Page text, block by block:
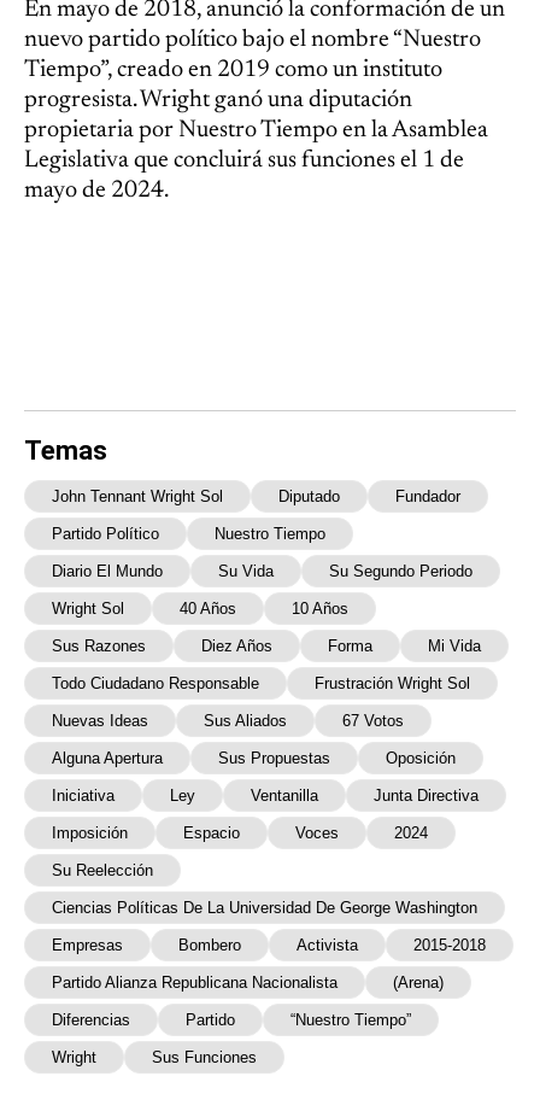
En mayo de 2018, anunció la conformación de un
nuevo partido político bajo el nombre “Nuestro
Tiempo”, creado en 2019 como un instituto
progresista. Wright ganó una diputación
propietaria por Nuestro Tiempo en la Asamblea
Legislativa que concluirá sus funciones el 1 de
mayo de 2024.
Temas
John Tennant Wright Sol Diputado Fundador
Partido Político Nuestro Tiempo
Diario El Mundo Su Vida Su Segundo Periodo
Wright Sol 40 Años 10 Años
Sus Razones Diez Años Forma Mi Vida
Todo Ciudadano Responsable Frustración Wright Sol
Nuevas Ideas Sus Aliados 67 Votos
Alguna Apertura Sus Propuestas Oposición
Iniciativa Ley Ventanilla Junta Directiva
Imposición Espacio Voces 2024
Su Reelección
Ciencias Políticas De La Universidad De George Washington
Empresas Bombero Activista 2015-2018
Partido Alianza Republicana Nacionalista (Arena)
Diferencias Partido “Nuestro Tiempo”
Wright Sus Funciones